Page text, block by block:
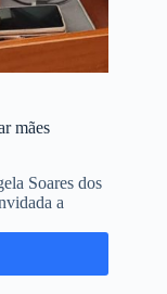
mães
Soares dos
a